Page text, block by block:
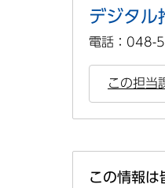
デジタル
電話：048-
この担当
この情報は